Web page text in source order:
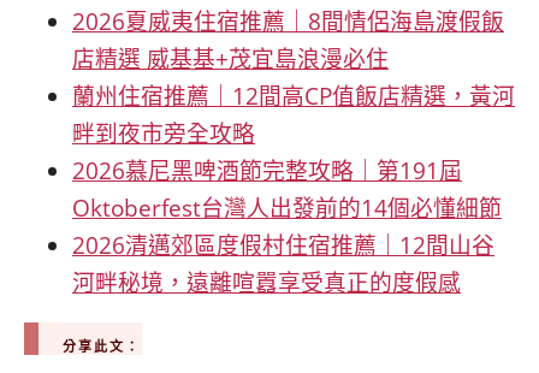
2026夏威夷住宿推薦｜8間情侶海島渡假飯
店精選 威基基+茂宜島浪漫必住
蘭州住宿推薦｜12間高CP值飯店精選，黃河
畔到夜市旁全攻略
2026慕尼黑啤酒節完整攻略｜第191屆
Oktoberfest台灣人出發前的14個必懂細節
2026清邁郊區度假村住宿推薦｜12間山谷
河畔秘境，遠離喧囂享受真正的度假感
分享此文：